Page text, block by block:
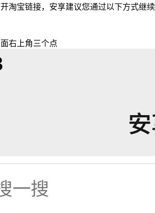
淘宝链接，安享建议您通过以下方式继续
右上角三个点